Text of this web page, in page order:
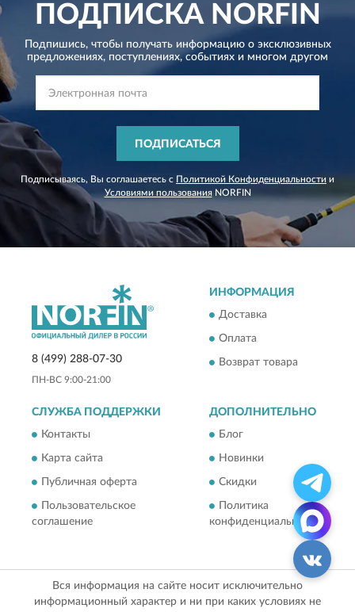
ПОДПИСКАNORFIN
Подпишись, чтобы получать информацию о эксклюзивных
предложениях, поступлениях, событиях и многом другом
ПОДПИСАТЬСЯ
Подписываясь, Вы соглашаетесь с Политикой Конфиденциальности и
Условиями пользованияNORFIN
8 (499) 288-07-30
ПН-ВС 9:00-21:00
ИНФОРМАЦИЯ
Доставка
Оплата
Возврат товара
СЛУЖБА ПОДДЕРЖКИ
Контакты
Карта сайта
Публичная оферта
Пользовательское
соглашение
ДОПОЛНИТЕЛЬНО
Блог
Новинки
Скидки
Политика
конфиденциальности
Вся информация на сайте носит исключительно
информационный характер и ни при каких условиях не